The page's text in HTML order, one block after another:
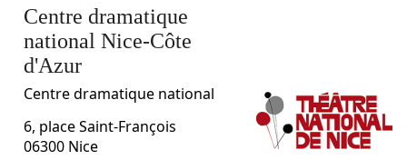
Centre dramatique
national Nice-Côte
d'Azur
Centre dramatique national
6, place Saint-François
06300 Nice